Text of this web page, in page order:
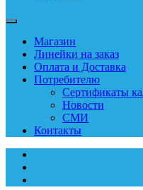
Магазин
Линейки на заказ
Оплата и Доставка
Потребителю
Сертификаты
Новости
СМИ
Контакты